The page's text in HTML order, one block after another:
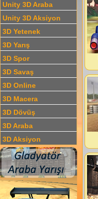
Unity 3D Araba
Unity 3D Aksiyon
3D Yetenek
3D Yarış
3D Spor
3D Savaş
3D Online
3D Macera
3D Dövüş
3D Araba
3D Aksiyon